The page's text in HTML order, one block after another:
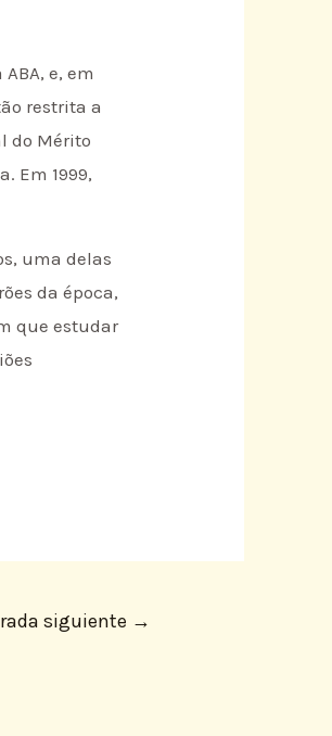
e, em
restrita a
do Mérito
Em 1999,
uma delas
da época,
que estudar
siguiente →